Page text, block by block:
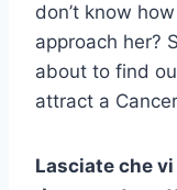
don’t know
approach her?
about to find
attract a
Lasciate che